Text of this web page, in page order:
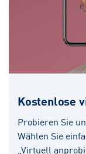
Kostenlose
Probieren Sie
Wählen Sie
„Virtuell